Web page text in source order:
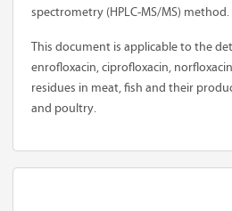
spectrometry (HPLC-MS/MS) method.
This document is applicable to the
enrofloxacin, ciprofloxacin,
residues in meat, fish and their
and poultry.